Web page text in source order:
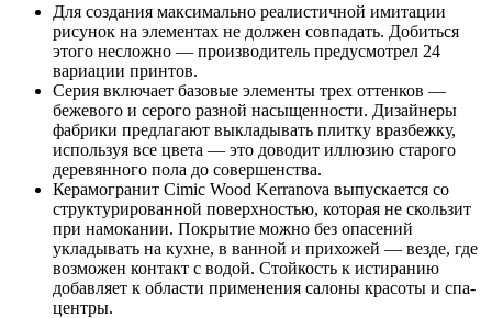
Для создания максимально реалистичной имитации
рисунок на элементах не должен совпадать. Добиться
этого несложно — производитель предусмотрел 24
вариации принтов.
Серия включает базовые элементы трех оттенков —
бежевого и серого разной насыщенности. Дизайнеры
фабрики предлагают выкладывать плитку вразбежку,
используя все цвета — это доводит иллюзию старого
деревянного пола до совершенства.
Керамогранит Cimic Wood Kerranova выпускается со
структурированной поверхностью, которая не скользит
при намокании. Покрытие можно без опасений
укладывать на кухне, в ванной и прихожей — везде, где
возможен контакт с водой. Стойкость к истиранию
добавляет к области применения салоны красоты и спа-
центры.